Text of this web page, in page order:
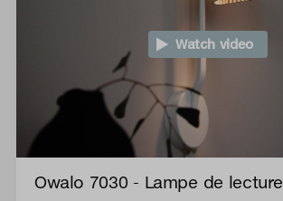
Watch video
Owalo 7030 - Lampe de lecture